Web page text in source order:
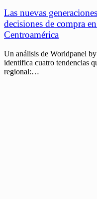
Las nuevas
decisiones de compra
Centroamérica
Un análisis de Worldpanel
identifica cuatro tendencias
regional:…